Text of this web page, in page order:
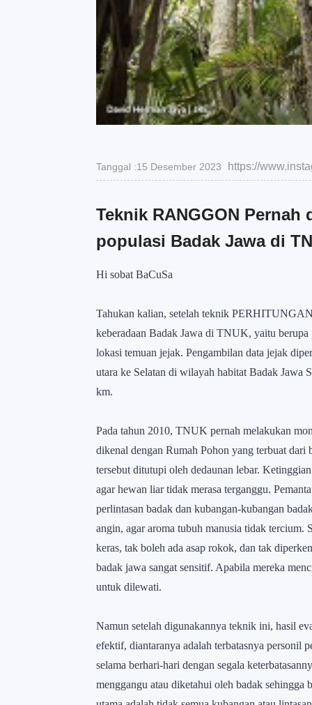
Tanggal :15 Desember 2023 https://
Teknik RANGGON
populasi Badak Jawa di
Hi sobat BaCuSa
Tahukan kalian, setelah teknik
keberadaan Badak Jawa di TNUK, yaitu
lokasi temuan jejak. Pengambilan data jejak
utara ke Selatan di wilayah habitat Badak Jawa
km.
Pada tahun 2010, TNUK pernah melakukan
dikenal dengan Rumah Pohon yang terbuat
tersebut ditutupi oleh dedaunan lebar.
agar hewan liar tidak merasa terganggu.
perlintasan badak dan kubangan-kubangan
angin, agar aroma tubuh manusia tidak tercium.
keras, tak boleh ada asap rokok, dan tak
badak jawa sangat sensitif. Apabila mereka
untuk dilewati.
Namun setelah digunakannya teknik ini, hasil
efektif, diantaranya adalah terbatasnya personil
selama berhari-hari dengan segala
menggangu atau diketahui oleh badak sehingga